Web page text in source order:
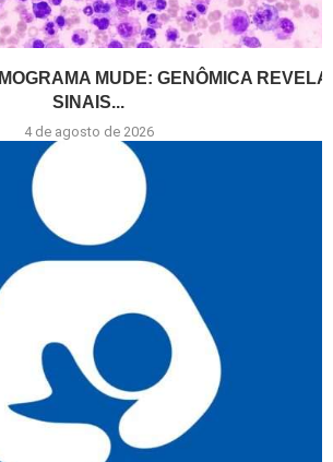
MUDE: GENÔMICA REVELA
SINAIS...
4 de agosto de 2026